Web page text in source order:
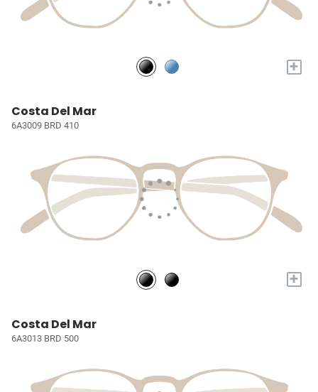
+
Costa Del Mar
6A3009 BRD 410
+
Costa Del Mar
6A3013 BRD 500